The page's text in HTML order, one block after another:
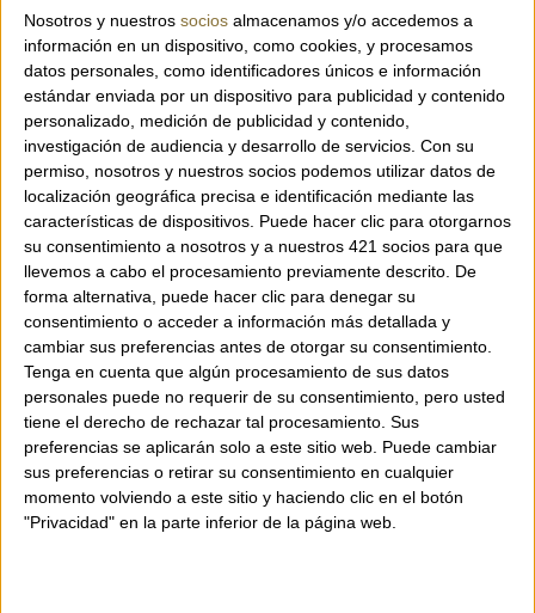
Nosotros y nuestros socios almacenamos y/o accedemos a
información en un dispositivo, como cookies, y procesamos
datos personales, como identificadores únicos e información
estándar enviada por un dispositivo para publicidad y contenido
personalizado, medición de publicidad y contenido,
investigación de audiencia y desarrollo de servicios. Con su
permiso, nosotros y nuestros socios podemos utilizar datos de
localización geográfica precisa e identificación mediante las
características de dispositivos. Puede hacer clic para otorgarnos
su consentimiento a nosotros y a nuestros 421 socios para que
llevemos a cabo el procesamiento previamente descrito. De
forma alternativa, puede hacer clic para denegar su
consentimiento o acceder a información más detallada y
cambiar sus preferencias antes de otorgar su consentimiento.
Tenga en cuenta que algún procesamiento de sus datos
personales puede no requerir de su consentimiento, pero usted
tiene el derecho de rechazar tal procesamiento. Sus
preferencias se aplicarán solo a este sitio web. Puede cambiar
sus preferencias o retirar su consentimiento en cualquier
momento volviendo a este sitio y haciendo clic en el botón
"Privacidad" en la parte inferior de la página web.
que combina l’esperit bohemi amb un
sofisticat treball manual de brodat.
Aquest minibolso en forma de petit cistell
està elaborat completament a mà amb
delicades comptes de vidre sobre una base
beige decorada amb motius multicolor que
aporten llum, textura i vitalitat a la peça.
La bossa incorpora una elegant nansa
artesanal feta amb cordó i comptes, així com
una tira llarga extraïble per portar-la creuada
amb comoditat i estil.
L’interior està folrat en cotó 100 % i inclou
una pràctica butxaca amb cremallera. El